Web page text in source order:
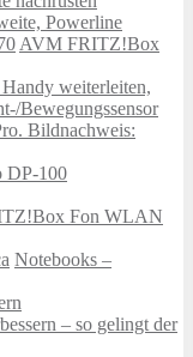
Powerline
AVM FRITZ!Box
DP-100
Fon WLAN
Notebooks –
– so gelingt der